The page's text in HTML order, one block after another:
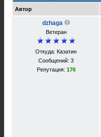
Автор
dzhaga
Ветеран
Откуда: Казатин
Сообщений: 3
Репутация: 176